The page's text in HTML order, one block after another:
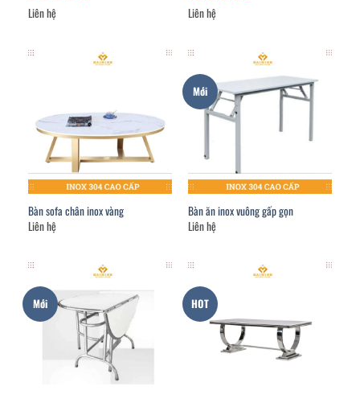
Được
Liên hệ
Được xếp
Liên hệ
Bàn sofa chân inox vàng
Liên hệ
Mới
Bàn ăn inox vuông gấp gọn
Liên hệ
Mới HOT